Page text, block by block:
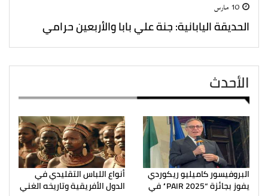
الحديقة اليابانية: جنة علي بابا والأربعين حرامي
الأحدث
البروفيسور كاميليو ريكوردي
يفوز بجائزة “PAIR 2025” في
أنواع اللباس التقليدي في
الدول الأفريقية وتاريخه الغني